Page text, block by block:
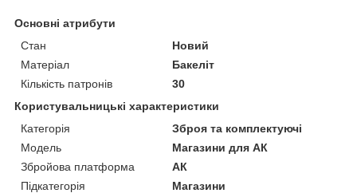
Основні атрибути
Стан
Новий
Матеріал
Бакеліт
Кількість патронів
30
Користувальницькі характеристики
Категорія
Зброя та комплектуючі
Мoдель
Магазини для АК
Збройова платформа
АК
Підкатегорія
Магазини